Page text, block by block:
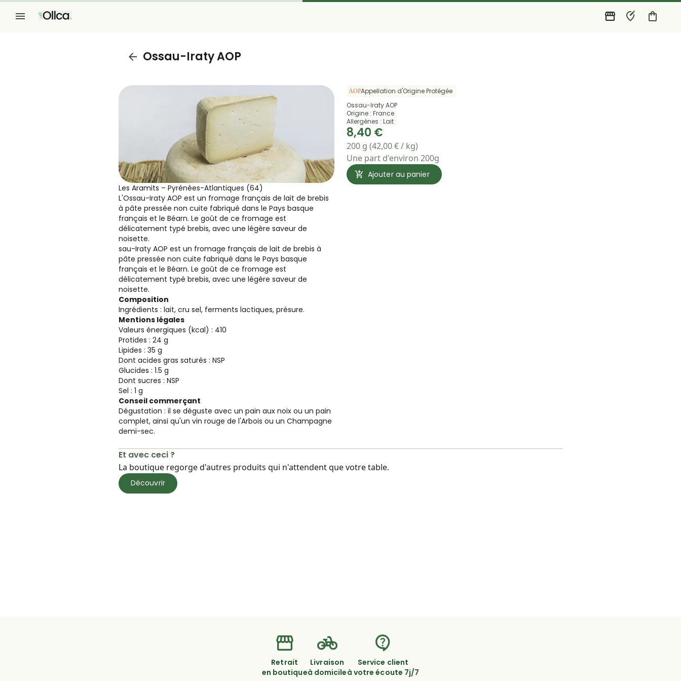
Ossau-Iraty AOP
Les Aramits – Pyrénées-Atlantiques (64)
L'Ossau-Iraty AOP est un fromage français de lait de brebis
à pâte pressée non cuite fabriqué dans le Pays basque
français et le Béarn. Le goût de ce fromage est
délicatement typé brebis, avec une légère saveur de
noisette.
sau-Iraty AOP est un fromage français de lait de brebis à
pâte pressée non cuite fabriqué dans le Pays basque
français et le Béarn. Le goût de ce fromage est
délicatement typé brebis, avec une légère saveur de
noisette.
Composition
Ingrédients : lait, cru sel, ferments lactiques, présure.
Mentions légales
Valeurs énergiques (kcal) : 410
Protides : 24 g
Lipides : 35 g
Dont acides gras saturés : NSP
Glucides : 1.5 g
Dont sucres : NSP
Sel : 1 g
Conseil commerçant
Dégustation : il se déguste avec un pain aux noix ou un pain
complet, ainsi qu'un vin rouge de l'Arbois ou un Champagne
demi-sec.
Appellation d'Origine Protégée
Ossau-Iraty AOP
Origine : France
Allergènes : Lait
8,40 €
200 g (42,00 € / kg)
Une part d'environ 200g
Ajouter au panier
Et avec ceci ?
La boutique regorge d'autres produits qui n'attendent que votre table.
Découvrir
Retrait
en boutique
Livraison
à domicile
Service client
à votre écoute 7j/7